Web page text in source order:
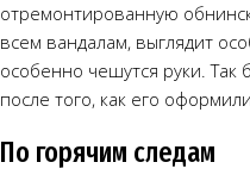
отремонтированную
всем вандалам, выглядит
особенно чешутся руки.
после того, как его
По горячим следам